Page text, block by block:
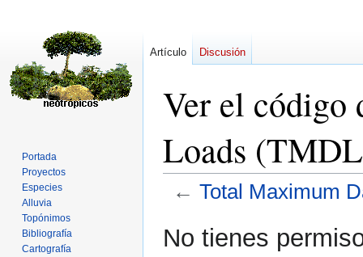
Ver el código
Loads
← Total Maximum
aaNo tienes
Artículo Discusión
Portada
Proyectos
Especies
Alluvia
Topónimos
Bibliografía
Cartografía